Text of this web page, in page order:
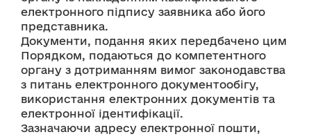
електронного підпису заявника або його
представника.
Документи, подання яких передбачено цим
Порядком, подаються до компетентного
органу з дотриманням вимог законодавства
з питань електронного документообігу,
використання електронних документів та
електронної ідентифікації.
Зазначаючи адресу електронної пошти,